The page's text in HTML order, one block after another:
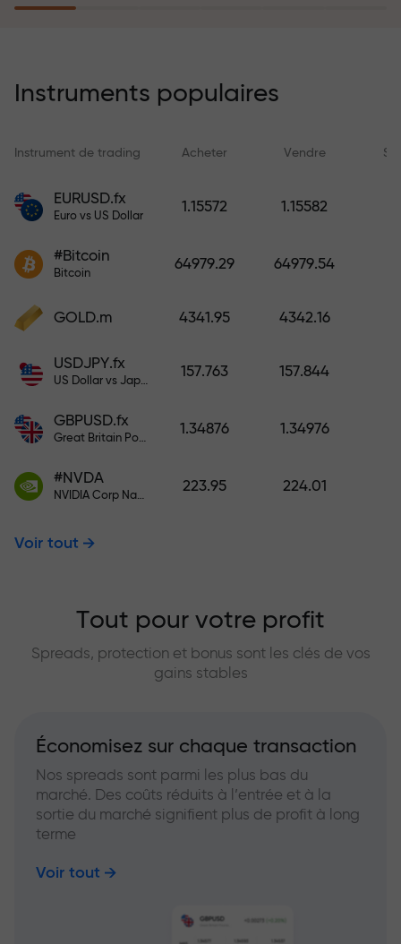
rêves simplement en effectuant un
risques rembourse vos pertes et
garantit un triplement des profits
tranquillité — votre capital est
dépôt. X1000 n’est pas une erreur.
Instruments populaires
Instrument de trading Acheter Vendre
EURUSD.fx
Euro vs US Dollar
1.15572 1.15582
#Bitcoin
Bitcoin
64979.29 64979.54
GOLD.m 4341.95 4342.16
USDJPY.fx
US Dollar vs Japanese Yen
157.763 157.844
GBPUSD.fx
Great Britain Pound vs US Dollar
1.34876 1.34976
#NVDA
NVIDIA Corp Nasdaq Stock Exchange (Nasdaq) USD
223.95 224.01
Voir tout
Tout pour votre profit
Spreads, protection et bonus sont les clés de vos
gains stables
Économisez sur chaque transaction
Nos spreads sont parmi les plus bas du
marché. Des coûts réduits à l’entrée et à la
sortie du marché signifient plus de profit à long
terme
Voir tout